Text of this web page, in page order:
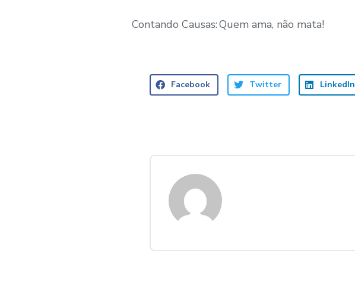
Contando Causas: Quem ama, não mata!
Facebook Twitter LinkedIn